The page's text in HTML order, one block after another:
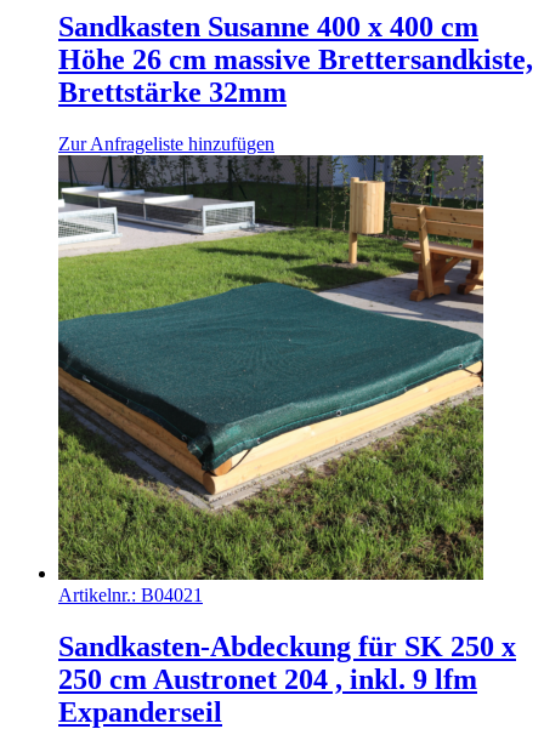
Sandkasten Susanne 400 x 400 cm
Höhe 26 cm massive Brettersandkiste,
Brettstärke 32mm
Zur Anfrageliste hinzufügen
Artikelnr.: B04021
Sandkasten-Abdeckung für SK 250 x
250 cm Austronet 204 , inkl. 9 lfm
Expanderseil